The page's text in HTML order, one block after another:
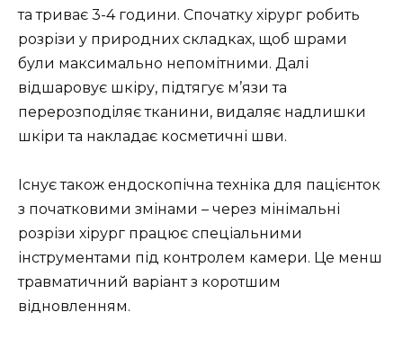
та триває 3-4 години. Спочатку хірург робить
розрізи у природних складках, щоб шрами
були максимально непомітними. Далі
відшаровує шкіру, підтягує м’язи та
перерозподіляє тканини, видаляє надлишки
шкіри та накладає косметичні шви.
Існує також ендоскопічна техніка для пацієнток
з початковими змінами – через мінімальні
розрізи хірург працює спеціальними
інструментами під контролем камери. Це менш
травматичний варіант з коротшим
відновленням.